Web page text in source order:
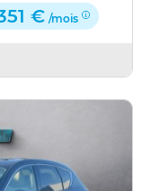
€ /mois